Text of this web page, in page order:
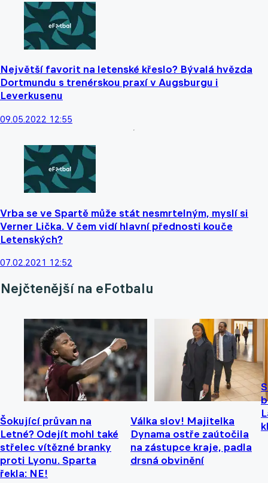
Největší favorit na letenské křeslo? Bývalá hvězda
Dortmundu s trenérskou praxí v Augsburgu i
Leverkusenu
09.05.2022 12:55
Vrba se ve Spartě může stát nesmrtelným, myslí si
Verner Lička. V čem vidí hlavní přednosti kouče
Letenských?
07.02.2021 12:52
Nejčtenější na eFotbalu
Šokující průvan na
Letné? Odejít mohl také
střelec vítězné branky
proti Lyonu. Sparta
řekla: NE!
Válka slov! Majitelka
Dynama ostře zaútočila
na zástupce kraje, padla
drsná obvinění